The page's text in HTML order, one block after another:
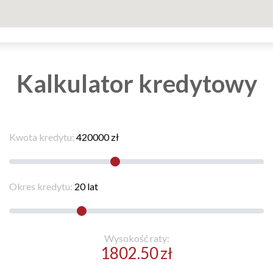
Kalkulator kredytowy
Kwota kredytu: 420000 zł
Okres kredytu: 20 lat
Wysokość raty:
1802.50zł